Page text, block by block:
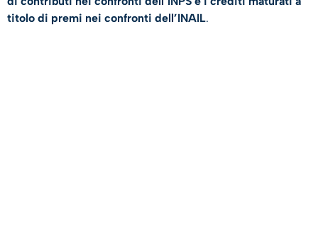
titolo di premi nei confronti dell’INAIL.